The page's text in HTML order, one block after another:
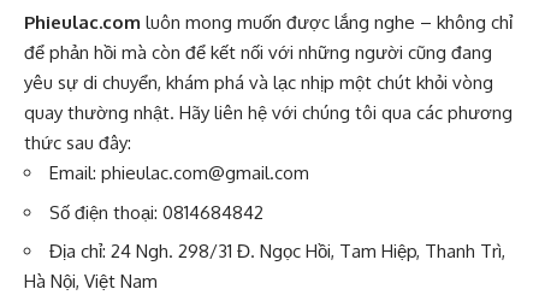
Phieulac.com luôn mong muốn được lắng nghe – không chỉ
để phản hồi mà còn để kết nối với những người cũng đang
yêu sự di chuyển, khám phá và lạc nhịp một chút khỏi vòng
quay thường nhật. Hãy liên hệ với chúng tôi qua các phương
thức sau đây:
Email: phieulac.com@gmail.com
Số điện thoại: 0814684842
Địa chỉ: 24 Ngh. 298/31 Đ. Ngọc Hồi, Tam Hiệp, Thanh Trì,
Hà Nội, Việt Nam